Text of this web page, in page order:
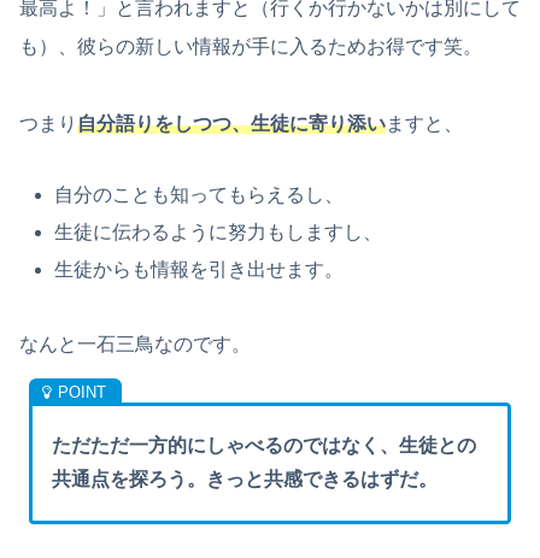
最高よ！」と言われますと（行くか行かないかは別にして
も）、彼らの新しい情報が手に入るためお得です笑。
つまり 自分語りをしつつ、生徒に寄り添いますと、
自分のことも知ってもらえるし、
生徒に伝わるように努力もしますし、
生徒からも情報を引き出せます。
なんと一石三鳥なのです。
ただただ一方的にしゃべるのではなく、生徒との
共通点を探ろう。きっと共感できるはずだ。